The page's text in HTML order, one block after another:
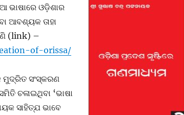
ଭାଷାରେ ଓଡ଼ିଶାର
ଆବଶ୍ୟକ ତାହା
(link) –
of-orissa/
ମୁଦ୍ରିତ ସଂସ୍କରଣ
ଚଳାଇଥିବା ‘ଭାଷା
ସାହିତ୍ଯ ଭାବେ